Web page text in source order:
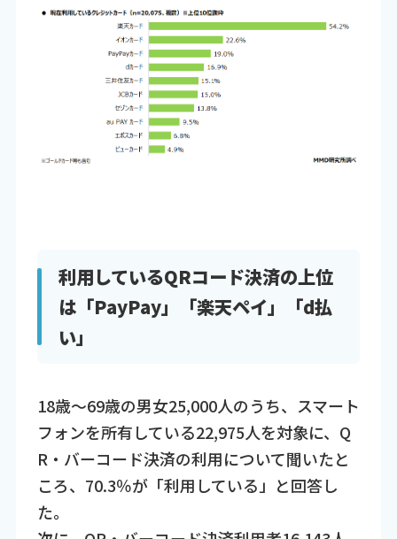
利用しているQRコード決済の上位
は「PayPay」「楽天ペイ」「d払
い」
18歳～69歳の男女25,000人のうち、スマート
フォンを所有している22,975人を対象に、Q
R・バーコード決済の利用について聞いたと
ころ、70.3％が「利用している」と回答し
た。